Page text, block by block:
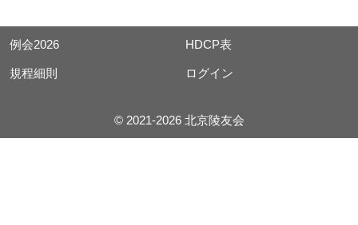
例会2026 HDCP表
規程細則 ログイン
© 2021-2026 北京陵友会